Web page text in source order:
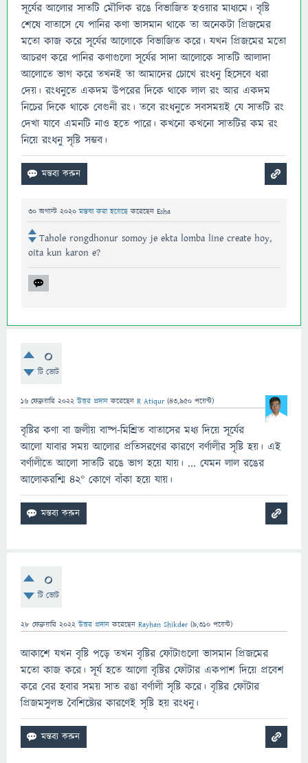
সূর্যের আলোর সাতটি মৌলিক রঙে বিভাজিত হওয়ার মাধ্যমে। বৃষ্টি
শেষে বাতাসে যে পানির কণা ভাসমান থাকে তা অনেকটা প্রিজমের
মতো কাজ করে সূর্যের আলোকে বিভাজিত করে। যখন প্রিজমের মতো
আচরণ করে পানির কণাগুলো সূর্যের সাদা আলোকে সাতটি আলাদা
আলোতে ভাগ করে তখনই তা আমাদের চোখে রংধনু হিসেবে ধরা
দেয়। রংধনুতে একদম উপরের দিকে থাকে লাল রং আর একদম
নিচের দিকে থাকে বেগুনী রং। তবে রংধনুতে সবসময়ই যে সাতটি রং
দেখা যাবে এমনটি নাও হতে পারে। কখনো কখনো সাতটির কম রং
নিয়ে রংধনু সৃষ্টি সম্ভব।
30 অগাস্ট 2020 মন্তব্য করা হয়েছেকরেছেন Esha
Tahole rongdhonur somoy je ekta lomba line create hoy,
oita kun karon e?
0
টি ভোট
16 ফেব্রুয়ারি 2022 উত্তর প্রদান করেছেন R Atiqur (43,950 পয়েন্ট)
বৃষ্টির কণা বা জলীয় বাষ্প-মিশ্রিত বাতাসের মধ্য দিয়ে সূর্যের
আলো যাবার সময় আলোর প্রতিসরণের কারণে বর্ণালীর সৃষ্টি হয়। এই
বর্ণালীতে আলো সাতটি রঙে ভাগ হয়ে যায়। ... যেমন লাল রঙের
আলোকরশ্মি ৪২° কোণে বাঁকা হয়ে যায়।
0
টি ভোট
28 ফেব্রুয়ারি 2022 উত্তর প্রদান করেছেন Rayhan Shikder (9,310 পয়েন্ট)
আকাশে যখন বৃষ্টি পড়ে তখন বৃষ্টির ফোঁটাগুলো ভাসমান প্রিজমের
মতো কাজ করে। সূর্য হতে আলো বৃষ্টির ফোঁটার একপাশ দিয়ে প্রবেশ
করে বের হবার সময় সাত রঙা বর্ণালী সৃষ্টি করে। বৃষ্টির ফোঁটার
প্রিজমসুলভ বৈশিষ্ট্যের কারণেই সৃষ্টি হয় রংধনু।